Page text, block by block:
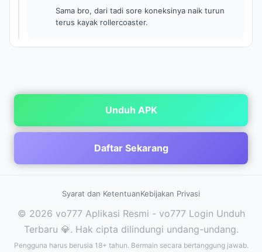
Sama bro, dari tadi sore koneksinya naik turun
terus kayak rollercoaster.
Unduh APK
Daftar Sekarang
Syarat dan KetentuanKebijakan Privasi
© 2026 vo777 Aplikasi Resmi - vo777 Login Unduh
Terbaru 💎. Hak cipta dilindungi undang-undang.
Pengguna harus berusia 18+ tahun. Bermain secara bertanggung jawab.